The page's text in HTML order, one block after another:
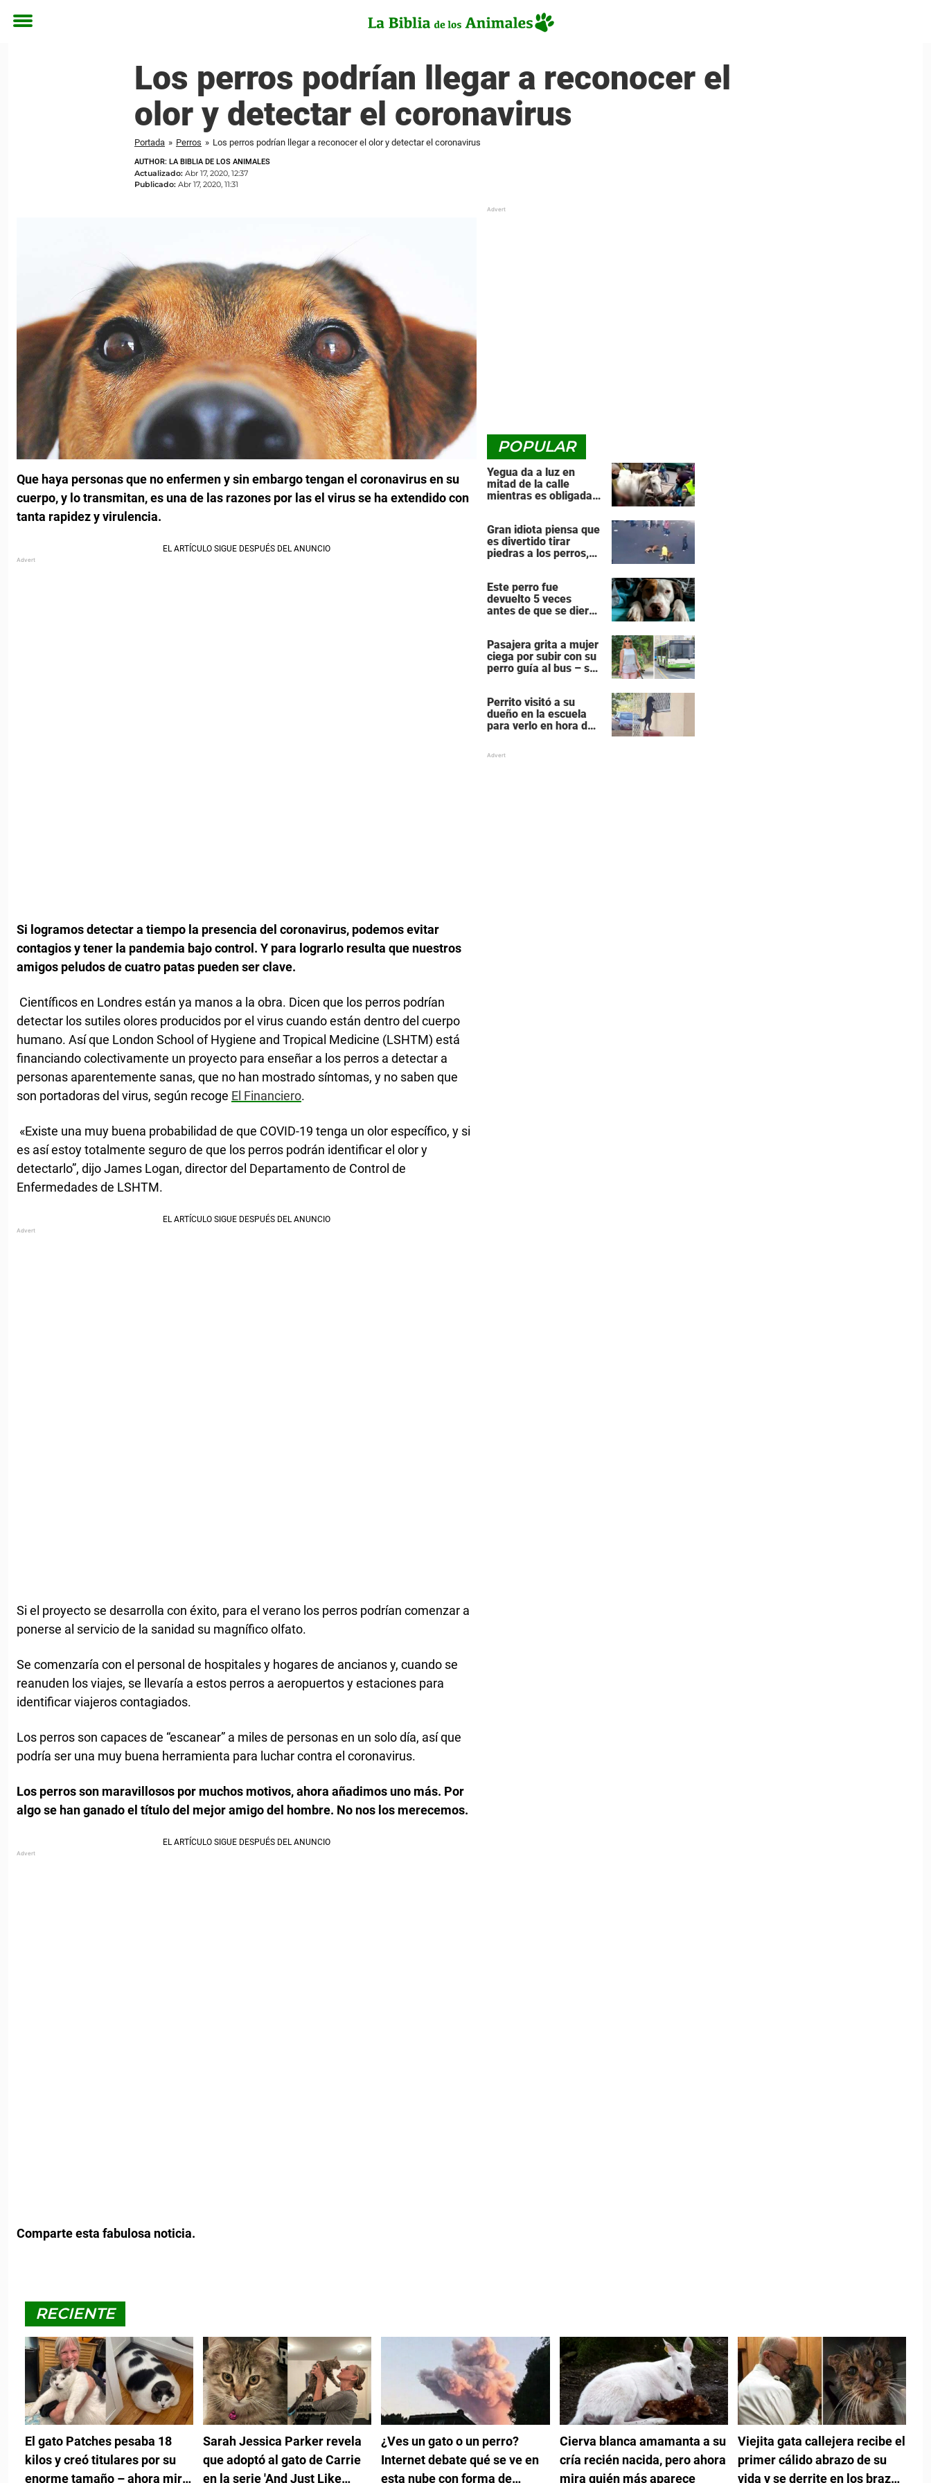
Toggle
Los perros podrían llegar a reconocer el
olor y detectar el coronavirus
Portada » Perros » Los perros podrían llegar a reconocer el olor y detectar el coronavirus
AUTHOR: LA BIBLIA DE LOS ANIMALES
Actualizado: Abr 17, 2020, 12:37
Publicado: Abr 17, 2020, 11:31
Que haya personas que no enfermen y sin embargo tengan el coronavirus en su
cuerpo, y lo transmitan, es una de las razones por las el virus se ha extendido con
tanta rapidez y virulencia.
Si logramos detectar a tiempo la presencia del coronavirus, podemos evitar
contagios y tener la pandemia bajo control. Y para lograrlo resulta que nuestros
amigos peludos de cuatro patas pueden ser clave.
Científicos en Londres están ya manos a la obra. Dicen que los perros podrían
detectar los sutiles olores producidos por el virus cuando están dentro del cuerpo
humano. Así que London School of Hygiene and Tropical Medicine (LSHTM) está
financiando colectivamente un proyecto para enseñar a los perros a detectar a
personas aparentemente sanas, que no han mostrado síntomas, y no saben que
son portadoras del virus, según recoge El Financiero.
«Existe una muy buena probabilidad de que COVID-19 tenga un olor específico, y si
es así estoy totalmente seguro de que los perros podrán identificar el olor y
detectarlo”, dijo James Logan, director del Departamento de Control de
Enfermedades de LSHTM.
Si el proyecto se desarrolla con éxito, para el verano los perros podrían comenzar a
ponerse al servicio de la sanidad su magnífico olfato.
Se comenzaría con el personal de hospitales y hogares de ancianos y, cuando se
reanuden los viajes, se llevaría a estos perros a aeropuertos y estaciones para
identificar viajeros contagiados.
Los perros son capaces de “escanear” a miles de personas en un solo día, así que
podría ser una muy buena herramienta para luchar contra el coronavirus.
Los perros son maravillosos por muchos motivos, ahora añadimos uno más. Por
algo se han ganado el título del mejor amigo del hombre. No nos los merecemos.
Comparte esta fabulosa noticia.
POPULAR
Yegua da a luz en
mitad de la calle
mientras es obligada a
Gran idiota piensa que
es divertido tirar
piedras a los perros,
fuerza
Este perro fue
devuelto 5 veces
antes de que se dieran
Pasajera grita a mujer
ciega por subir con su
perro guía al bus – se
Perrito visitó a su
dueño en la escuela
para verlo en hora de
RECIENTE
El gato Patches pesaba 18
kilos y creó titulares por su
enorme tamaño – ahora mira
Sarah Jessica Parker revela
que adoptó al gato de Carrie
en la serie 'And Just Like
¿Ves un gato o un perro?
Internet debate qué se ve en
esta nube con forma de
Cierva blanca amamanta a su
cría recién nacida, pero ahora
mira quién más aparece
Viejita gata callejera recibe el
primer cálido abrazo de su
vida y se derrite en los brazos